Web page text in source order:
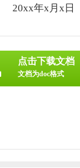
20xx年x月x日
点击下载文档
文档为doc格式